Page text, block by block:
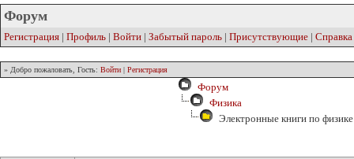
Форум
Регистрация | Профиль | Войти | Забытый пароль | Присутствующие | Справка
» Добро пожаловать, Гость: Войти | Регистрация
Форум
Физика
Электронные книги по